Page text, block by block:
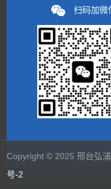
扫码加微
Copyright © 2025 邢台弘
号-2